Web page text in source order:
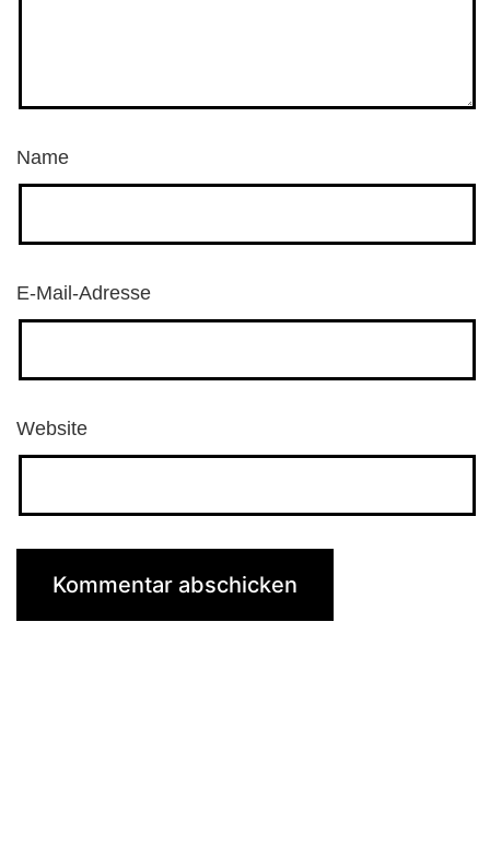
Name
E-Mail-Adresse
Website